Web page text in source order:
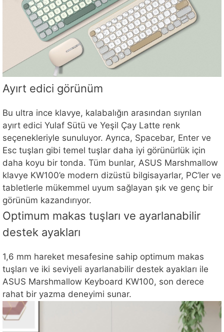
Ayırt edici görünüm
Bu ultra ince klavye, kalabalığın arasından sıyrılan
ayırt edici Yulaf Sütü ve Yeşil Çay Latte renk
seçenekleriyle sunuluyor. Ayrıca, Spacebar, Enter ve
Esc tuşları gibi temel tuşlar daha iyi görünürlük için
daha koyu bir tonda. Tüm bunlar, ASUS Marshmallow
klavye KW100’e modern dizüstü bilgisayarlar, PC’ler ve
tabletlerle mükemmel uyum sağlayan şık ve genç bir
görünüm kazandırıyor.
Optimum makas tuşları ve ayarlanabilir
destek ayakları
1,6 mm hareket mesafesine sahip optimum makas
tuşları ve iki seviyeli ayarlanabilir destek ayakları ile
ASUS Marshmallow Keyboard KW100, son derece
rahat bir yazma deneyimi sunar.